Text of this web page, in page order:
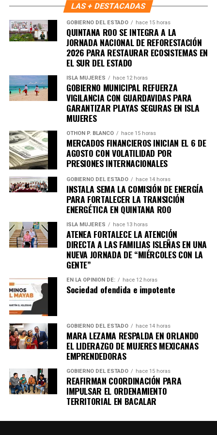
Benito Juárez avanza hacia un modelo de convivencia
basado en la participación activa, el respeto y la
responsabilidad compartida.
Fuente: 5to Poder Agencia de Noticias
Recibe las noticias al instante
Únete al canal oficial de WhatsApp de
importantes de Quintana Roo directamente
Unirme al canal de WhatsApp
LAS + DESTACADAS
GOBIERNO DEL ESTADO hace 15 horas
QUINTANA ROO SE INTEGRA A LA
JORNADA NACIONAL DE REFORESTACIÓN
2026 PARA RESTAURAR ECOSISTEMAS EN
EL SUR DEL ESTADO
ISLA MUJERES hace 12 horas
GOBIERNO MUNICIPAL REFUERZA
VIGILANCIA CON GUARDAVIDAS PARA
GARANTIZAR PLAYAS SEGURAS EN ISLA
MUJERES
OTHON P. BLANCO hace 15 horas
MERCADOS FINANCIEROS INICIAN EL 6 DE
AGOSTO CON VOLATILIDAD POR
PRESIONES INTERNACIONALES
GOBIERNO DEL ESTADO hace 14 horas
INSTALA SEMA LA COMISIÓN DE ENERGÍA
PARA FORTALECER LA TRANSICIÓN
ENERGÉTICA EN QUINTANA ROO
ISLA MUJERES hace 13 horas
ATENEA FORTALECE LA ATENCIÓN
DIRECTA A LAS FAMILIAS ISLEÑAS EN UNA
NUEVA JORNADA DE “MIÉRCOLES CON LA
GENTE”
EN LA OPINIÓN DE: hace 12 horas
Sociedad ofendida e impotente
GOBIERNO DEL ESTADO hace 14 horas
MARA LEZAMA RESPALDA EN ORLANDO
EL LIDERAZGO DE MUJERES MEXICANAS
EMPRENDEDORAS
GOBIERNO DEL ESTADO hace 15 horas
REAFIRMAN COORDINACIÓN PARA
IMPULSAR EL ORDENAMIENTO
TERRITORIAL EN BACALAR